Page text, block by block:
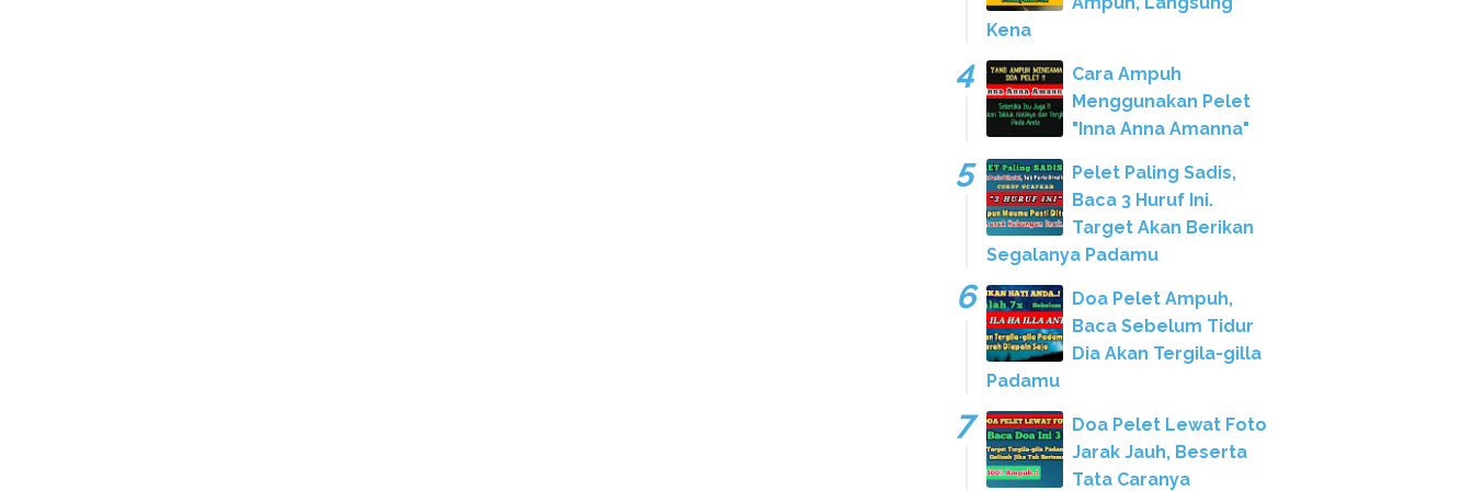
Kena
Cara Ampuh
Menggunakan Pelet
"Inna Anna Amanna"
Pelet Paling Sadis,
Baca 3 Huruf Ini.
Target Akan Berikan
Segalanya Padamu
Doa Pelet Ampuh,
Baca Sebelum Tidur
Dia Akan Tergila-gilla
Padamu
Doa Pelet Lewat Foto
Jarak Jauh, Beserta
Tata Caranya